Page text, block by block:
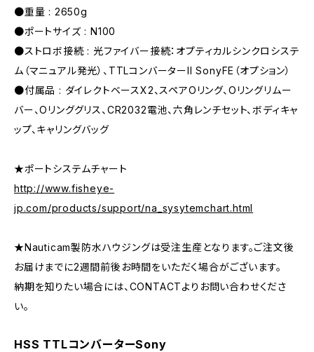
●重量 : 2650g
●ポートサイズ : N100
●ストロボ接続 : 光ファイバー接続：オプティカルシンクロシステ
ム（マニュアル発光）、TTLコンバーターII SonyFE（オプション）
●付属品 : ダイレクトベースX2、スペアOリング、Oリングリムー
バー、Oリンググリス、CR2032電池、六角レンチセット、ボディキャ
ップ、キャリングバッグ
★ポートシステムチャート
http://www.fisheye-
jp.com/products/support/na_sysytemchart.html
★Nauticam製防水ハウジングは受注生産となります。ご注文後
お届けまでに2週間前後お時間をいただく場合がございます。
納期を知りたい場合には、CONTACTよりお問い合わせくださ
い。
HSS TTLコンバーターSony